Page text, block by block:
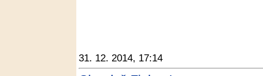
31. 12. 2014, 17:14